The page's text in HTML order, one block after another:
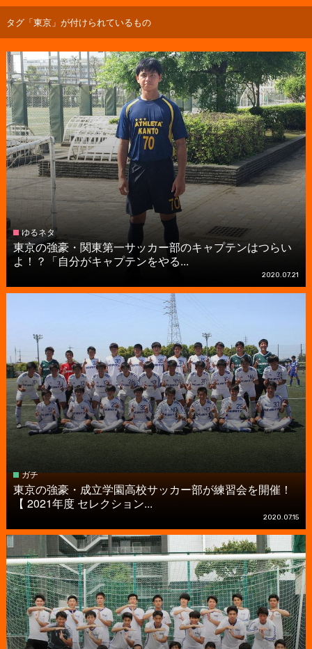
タグ「東京」が付けられているもの
ゆるネタ
東京の強豪・関東第一サッカー部のキャプテンはつらい
よ！？「自分がキャプテンをやる...
2020.07.21
ガチ
東京の強豪・成立学園高校サッカー部が練習会を開催！
【 2021年度 セレクション...
2020.07.15